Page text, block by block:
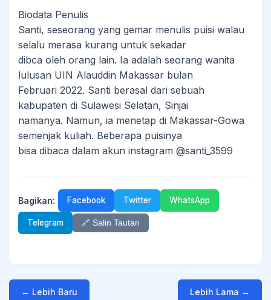
Biodata Penulis
Santi, seseorang yang gemar menulis puisi walau
selalu merasa kurang untuk sekadar
dibca oleh orang lain. Ia adalah seorang wanita
lulusan UIN Alauddin Makassar bulan
Februari 2022. Santi berasal dari sebuah
kabupaten di Sulawesi Selatan, Sinjai
namanya. Namun, ia menetap di Makassar-Gowa
semenjak kuliah. Beberapa puisinya
bisa dibaca dalam akun instagram @santi_3599
Bagikan: Facebook Twitter WhatsApp
Telegram 🔗 Salin Tautan
← Lebih Baru Lebih Lama →